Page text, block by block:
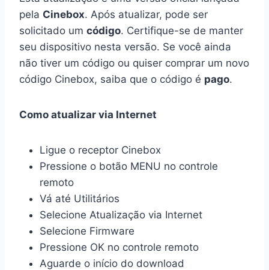
pela Cinebox. Após atualizar, pode ser
solicitado um código. Certifique-se de manter
seu dispositivo nesta versão. Se você ainda
não tiver um código ou quiser comprar um novo
código Cinebox, saiba que o código é pago.
Como atualizar via Internet
Ligue o receptor Cinebox
Pressione o botão MENU no controle
remoto
Vá até Utilitários
Selecione Atualização via Internet
Selecione Firmware
Pressione OK no controle remoto
Aguarde o início do download